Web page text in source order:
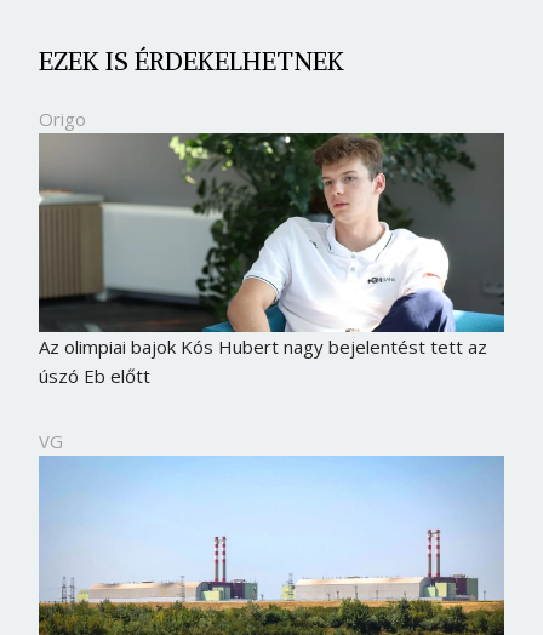
EZEK IS ÉRDEKELHETNEK
Origo
Az olimpiai bajok Kós Hubert nagy bejelentést tett az
úszó Eb előtt
VG